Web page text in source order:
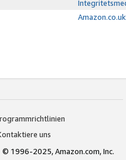
uns
© 1996-2025, Amazon.com, Inc.